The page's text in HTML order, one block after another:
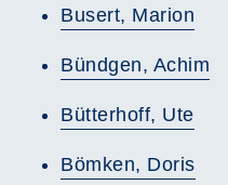
Busert, Marion
Bündgen, Achim
Bütterhoff, Ute
Bömken, Doris